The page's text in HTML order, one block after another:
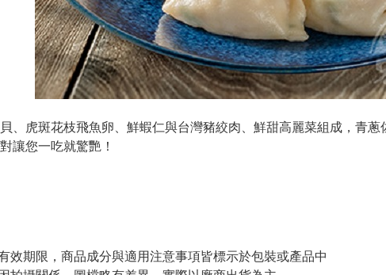
、虎斑花枝飛魚卵、鮮蝦仁與台灣豬絞肉、鮮甜高麗菜組成，青
讓您一吃就驚艷！
效期限，商品成分與適用注意事項皆標示於包裝或產品中